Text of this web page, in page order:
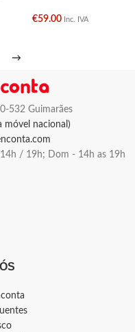
€59.00 Inc. IVA
→
532 Guimarães
móvel nacional)
14h / 19h; Dom - 14h as 19h